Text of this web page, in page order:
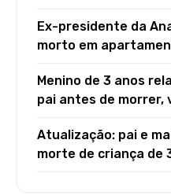
Ex-presidente da
morto em
Menino de 3 anos
pai antes de morrer,
Atualização: pai e
morte de criança de